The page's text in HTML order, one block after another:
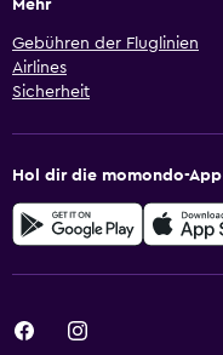
Mehr
Gebühren der Fluglinien
Airlines
Sicherheit
Hol dir die momondo-App